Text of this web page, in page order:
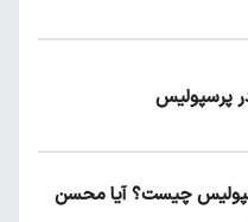
پرسپولیس
چیست؟ آیا محسن